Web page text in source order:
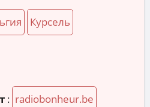
Курсель
: radiobonheur.be